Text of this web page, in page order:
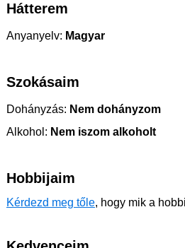
Hátterem
Anyanyelv: Magyar
Szokásaim
Dohányzás: Nem dohányzom
Alkohol: Nem iszom alkoholt
Hobbijaim
Kérdezd meg tőle, hogy mik a